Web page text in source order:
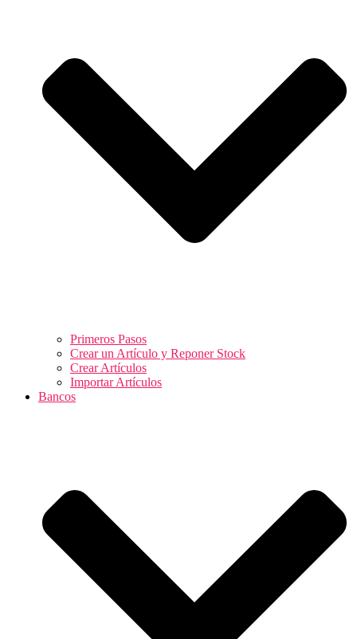
Primeros Pasos
Crear un Artículo y Reponer Stock
Crear Artículos
Importar Artículos
Bancos